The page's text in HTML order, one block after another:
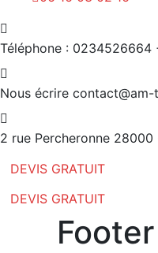
Téléphone : 0234526664
Nous écrire
2 rue Percheronne 28000
DEVIS GRATUIT
DEVIS GRATUIT